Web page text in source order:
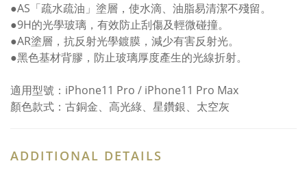
●AS「疏水疏油」塗層，使水滴、油脂易清潔不殘留。
●9H的光學玻璃，有效防止刮傷及輕微碰撞。
●AR塗層，抗反射光學鍍膜，減少有害反射光。
●黑色基材背膠，防止玻璃厚度產生的光線折射。
適用型號：iPhone11 Pro / iPhone11 Pro Max
顏色款式：古銅金、高光綠、星鑽銀、太空灰
ADDITIONAL DETAILS